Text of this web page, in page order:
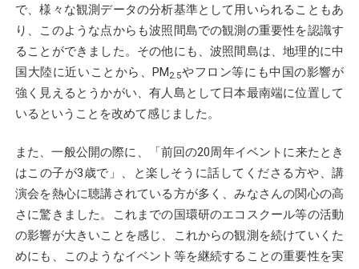
で、様々な観測データの分析基準として用いられることもあ
り、このような点からも波照間島での観測の重要性を認識す
ることができました。その他にも、波照間島は、地理的に中
国大陸に近いことから、PM2.5やフロン等にも中国の影響が
強く見えるとうかがい、有人島として日本最南端に位置して
いるということを改めて感じました。
また、一般公開の際に、「前回の20周年イベントに来たとき
はこの子が3歳で」、と楽しそうに話してくださる方や、講
演会を熱心に聴講されている方が多く、みなさんの関心の高
さに驚きました。これまでの国環研のエコスクール等の活動
の影響が大きいことを感じ、これからの観測を続けていくた
めにも、このようなイベント等を継続することの重要性を実